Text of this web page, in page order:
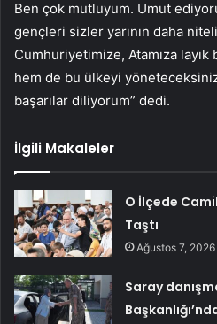
Ben çok mutluyum. Umut
gençleri sizler yarının daha
Cumhuriyetimize, Atamıza
hem de bu ülkeyi
başarılar diliyorum” dedi.
İlgili Makaleler
O İlçede
Taştı
Ağustos 7, 2026
Saray